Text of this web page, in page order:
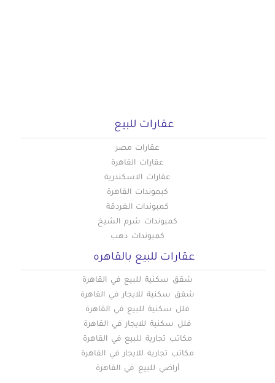
عقارات للبيع
عقارات مصر
عقارات القاهرة
عقارات الاسكندرية
كبموندات القاهرة
كمبوندات الغردقة
كمبوندات شرم الشيخ
كمبوندات دهب
عقارات للبيع بالقاهره
شقق سكنية للبيع في القاهرة
شقق سكنية للايجار في القاهرة
فلل سكنية للبيع في القاهرة
فلل سكنية للايجار في القاهرة
مكاتب تجارية للبيع في القاهرة
مكاتب تجارية للايجار في القاهرة
أراضي للبيع في القاهرة